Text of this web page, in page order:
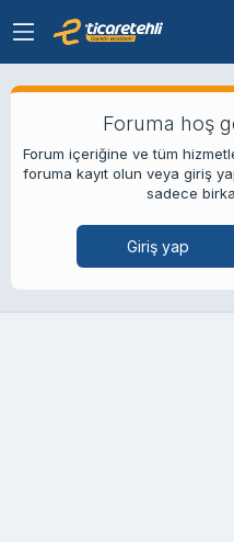
Foruma hoş
Forum içeriğine ve tüm
foruma kayıt olun veya giriş
sadece
Giriş yap